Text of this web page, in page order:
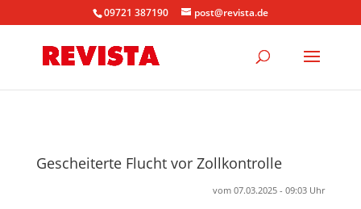
09721 387190 post@revista.de
Gescheiterte Flucht vor Zollkontrolle
vom 07.03.2025 - 09:03 Uhr